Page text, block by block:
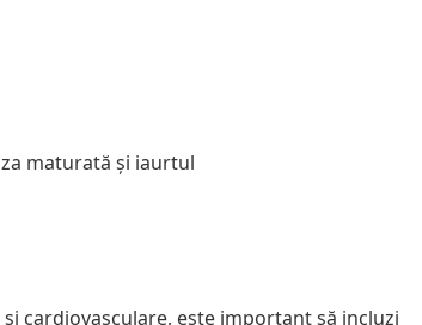
maturată și iaurtul
cardiovasculare, este important să incluzi